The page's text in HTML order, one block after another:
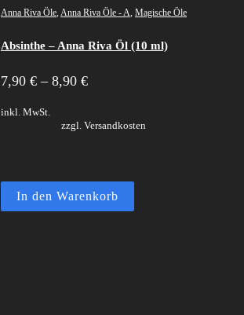
Anna Riva Öle, Anna Riva Öle - A, Magische Öle
Absinthe – Anna Riva Öl (10 ml)
7,90 € – 8,90 €
inkl. MwSt.
zzgl. Versandkosten
In den Warenkorb